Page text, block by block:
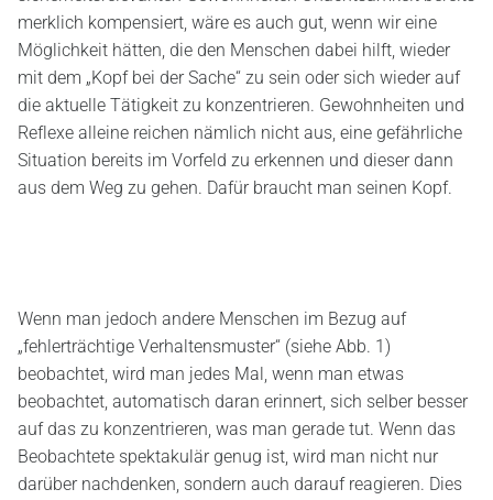
merklich kompensiert, wäre es auch gut, wenn wir eine
Möglichkeit hätten, die den Menschen dabei hilft, wieder
mit dem „Kopf bei der Sache“ zu sein oder sich wieder auf
die aktuelle Tätigkeit zu konzentrieren. Gewohnheiten und
Reflexe alleine reichen nämlich nicht aus, eine gefährliche
Situation bereits im Vorfeld zu erkennen und dieser dann
aus dem Weg zu gehen. Dafür braucht man seinen Kopf.
Wenn man jedoch andere Menschen im Bezug auf
„fehlerträchtige Verhaltensmuster“ (siehe Abb. 1)
beobachtet, wird man jedes Mal, wenn man etwas
beobachtet, automatisch daran erinnert, sich selber besser
auf das zu konzentrieren, was man gerade tut. Wenn das
Beobachtete spektakulär genug ist, wird man nicht nur
darüber nachdenken, sondern auch darauf reagieren. Dies